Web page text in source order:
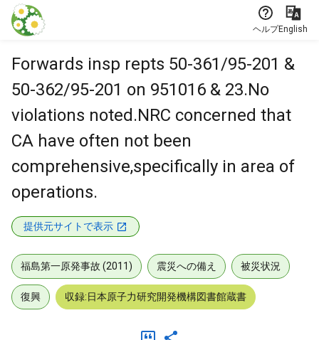
本文に飛ぶ
ヘルプEnglish
Forwards insp repts 50-361/95-201 &
50-362/95-201 on 951016 & 23.No
violations noted.NRC concerned that
CA have often not been
comprehensive,specifically in area of
operations.
提供元サイトで表示
福島第一原発事故 (2011) 震災への備え 被災状況
復興 収録:日本原子力研究開発機構図書館蔵書